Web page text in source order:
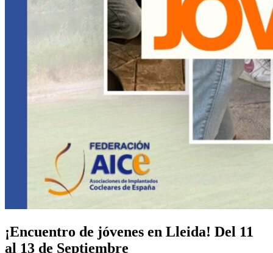
¡Encuentro de jóvenes en Lleida! Del 11
al 13 de Septiembre